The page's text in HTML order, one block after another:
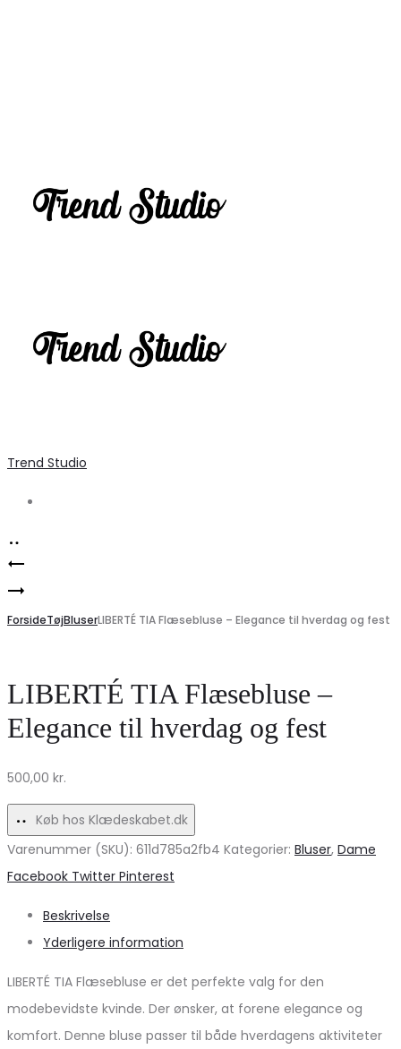
Trend Studio
Product
navigation
Skjorte
Elegant
Paisley
Elegant
V-
–
Stilfuld
Hverdag
og
Fest!
ForsideTøjBluserLIBERTÉ TIA Flæsebluse – Elegance til hverdag og fest
LIBERTÉ TIA Flæsebluse –
Elegance til hverdag og fest
500,00 kr.
Køb hos Klædeskabet.dk
Varenummer (SKU): 611d785a2fb4 Kategorier: Bluser, Dame
Share
Facebook Twitter Pinterest
Beskrivelse
Yderligere information
LIBERTÉ TIA Flæsebluse er det perfekte valg for den
modebevidste kvinde. Der ønsker, at forene elegance og
komfort. Denne bluse passer til både hverdagens aktiviteter